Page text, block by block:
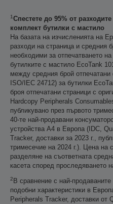
1Спестете до 95% от
комплект бутилки с мастило
На базата на изчисленията на
разходи на страница и средния
необходими за отпечатването
бутилките с мастило EcoTank
между средния брой отпечатани
ISO/IEC 24712) за бутилки
броя отпечатани страници с
Hardcopy Peripherals
публикувано през първото
40-те най-продавани
устройства А4 в Европа (IDC,
Tracker, доставки за 2023 г.,
тримесечие на 2024 г.). Цена на
разделяне на съответната
касета според проследяването
2 В сравнение с най-
подобни характеристики в
Peripherals Tracker, доставки от